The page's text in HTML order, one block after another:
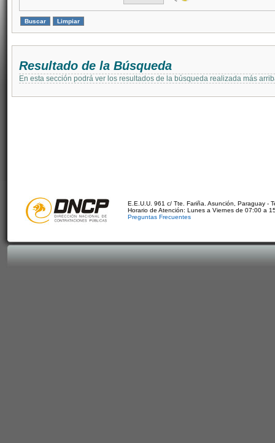
Resultado de la Búsqueda
En esta sección podrá ver los resultados de la búsqueda realizada más
E.E.U.U. 961 c/ Tte. Fariña. Asunción, Paraguay -
Horario de Atención: Lunes a Viernes de 07:00 a
Preguntas Frecuentes